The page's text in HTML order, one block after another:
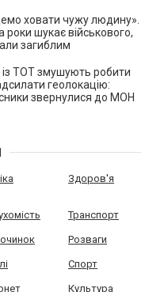
ховати чужу людину».
роки шукає військового,
загиблим
із ТОТ змушують робити
геолокацію:
звернулися до МОН
Здоров'я
Транспорт
Розваги
Спорт
Культура